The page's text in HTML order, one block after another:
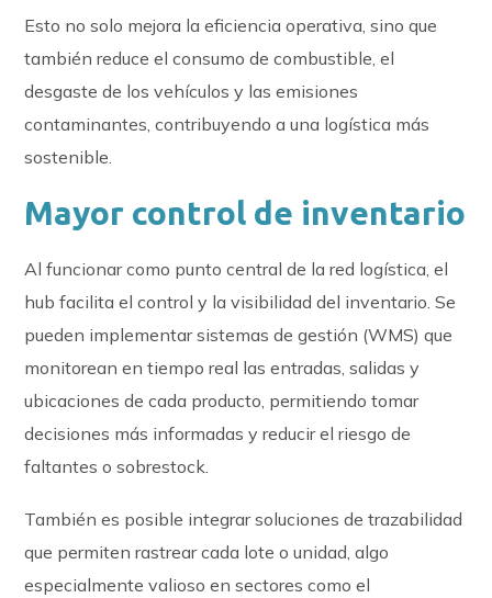
Esto no solo mejora la eficiencia operativa, sino que
también reduce el consumo de combustible, el
desgaste de los vehículos y las emisiones
contaminantes, contribuyendo a una logística más
sostenible.
Mayor control de inventario
Al funcionar como punto central de la red logística, el
hub facilita el control y la visibilidad del inventario. Se
pueden implementar sistemas de gestión (WMS) que
monitorean en tiempo real las entradas, salidas y
ubicaciones de cada producto, permitiendo tomar
decisiones más informadas y reducir el riesgo de
faltantes o sobrestock.
También es posible integrar soluciones de trazabilidad
que permiten rastrear cada lote o unidad, algo
especialmente valioso en sectores como el